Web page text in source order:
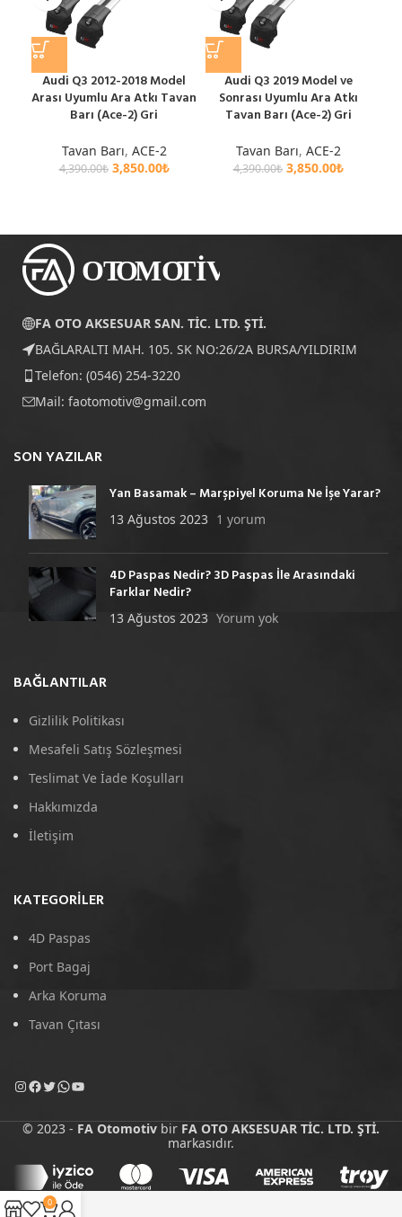
Audi Q3 2012-2018 Model
Arası Uyumlu Ara Atkı Tavan
Barı (Ace-2) Gri
Tavan Barı, ACE-2
4,390.00₺ 3,850.00₺
Audi Q3 2019 Model ve
Sonrası Uyumlu Ara Atkı
Tavan Barı (Ace-2) Gri
Tavan Barı, ACE-2
4,390.00₺ 3,850.00₺
FA OTO AKSESUAR SAN. TİC. LTD. ŞTİ.
BAĞLARALTI MAH. 105. SK NO:26/2A BURSA/YILDIRIM
Telefon: (0546) 254-3220
Mail: faotomotiv@gmail.com
SON YAZILAR
Yan Basamak – Marşpiyel Koruma Ne İşe Yarar?
13 Ağustos 2023 1 yorum
4D Paspas Nedir? 3D Paspas İle Arasındaki
Farklar Nedir?
13 Ağustos 2023 Yorum yok
BAĞLANTILAR
Gizlilik Politikası
Mesafeli Satış Sözleşmesi
Teslimat Ve İade Koşulları
Hakkımızda
İletişim
KATEGORILER
4D Paspas
Port Bagaj
Arka Koruma
Tavan Çıtası
© 2023 - FA Otomotiv bir FA OTO AKSESUAR TİC. LTD. ŞTİ.
markasıdır.
0